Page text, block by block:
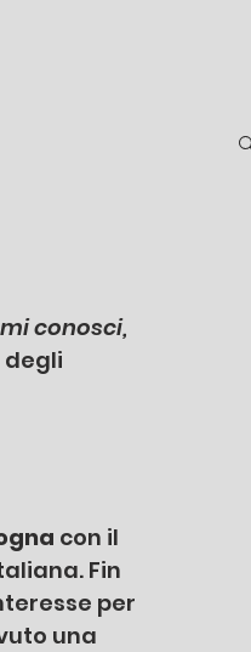
conosci,
degli
con il
Fin
per
una